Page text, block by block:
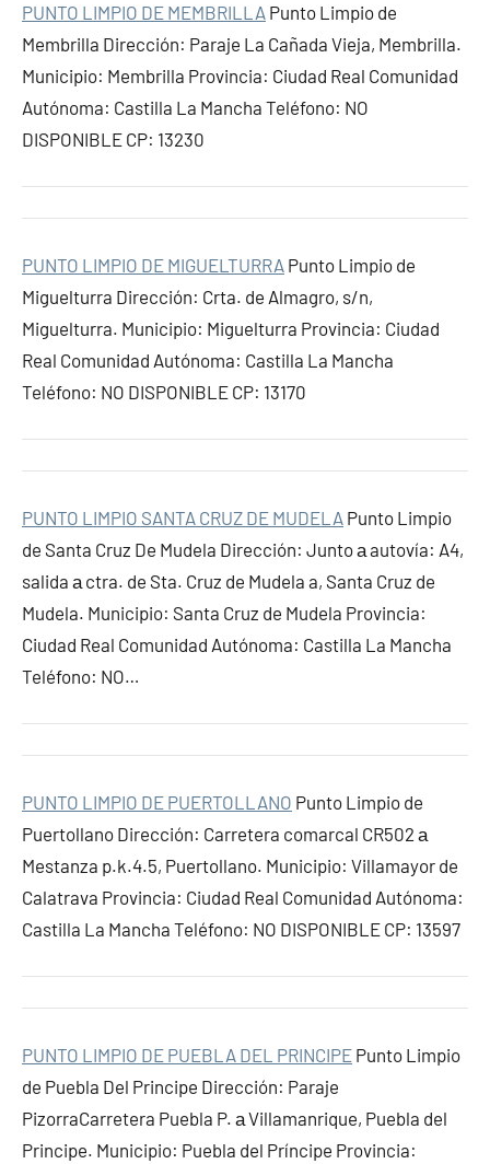
PUNTO LIMPIO DE MEMBRILLA Punto Limpio de
Membrilla Dirección: Paraje La Cañada Vieja, Membrilla.
Municipio: Membrilla Provincia: Ciudad Real Comunidad
Autónoma: Castilla La Mancha Teléfono: NO
DISPONIBLE CP: 13230
PUNTO LIMPIO DE MIGUELTURRA Punto Limpio de
Miguelturra Dirección: Crta. de Almagro, s/n,
Miguelturra. Municipio: Miguelturra Provincia: Ciudad
Real Comunidad Autónoma: Castilla La Mancha
Teléfono: NO DISPONIBLE CP: 13170
PUNTO LIMPIO SANTA CRUZ DE MUDELA Punto Limpio
de Santa Cruz De Mudela Dirección: Junto а autovía: A4,
salida а ctra. de Sta. Cruz de Mudela a, Santa Cruz de
Mudela. Municipio: Santa Cruz de Mudela Provincia:
Ciudad Real Comunidad Autónoma: Castilla La Mancha
Teléfono: NO…
PUNTO LIMPIO DE PUERTOLLANO Punto Limpio de
Puertollano Dirección: Carretera comarcal CR502 а
Mestanza p.k.4.5, Puertollano. Municipio: Villamayor de
Calatrava Provincia: Ciudad Real Comunidad Autónoma:
Castilla La Mancha Teléfono: NO DISPONIBLE CP: 13597
PUNTO LIMPIO DE PUEBLA DEL PRINCIPE Punto Limpio
de Puebla Del Principe Dirección: Paraje
PizorraCarretera Puebla P. а Villamanrique, Puebla del
Principe. Municipio: Puebla del Príncipe Provincia: